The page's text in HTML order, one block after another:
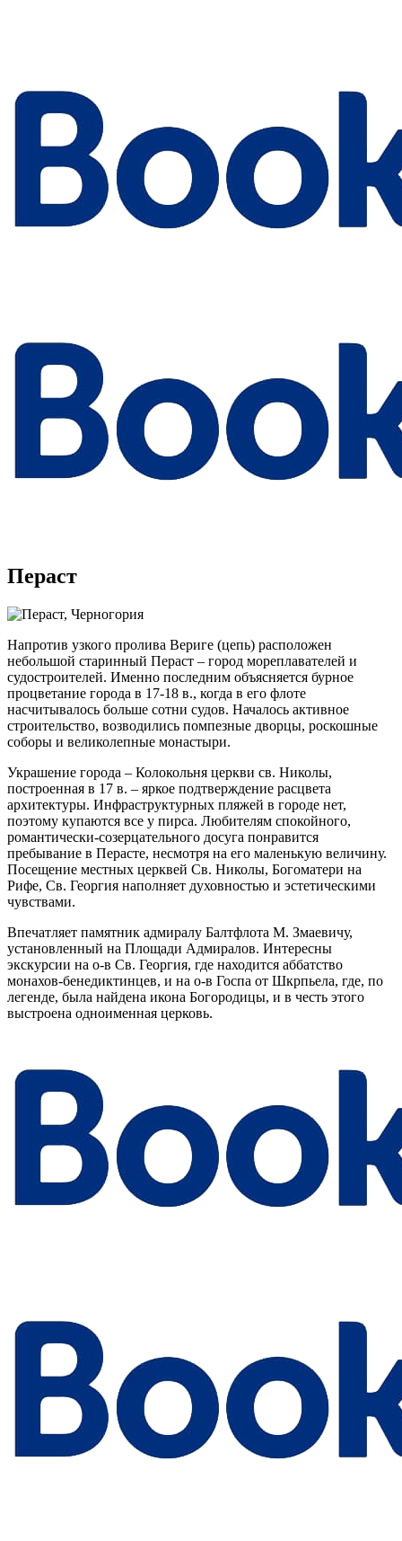
Пераст
Напротив узкого пролива Вериге (цепь) расположен
небольшой старинный Пераст – город мореплавателей и
судостроителей. Именно последним объясняется бурное
процветание города в 17-18 в., когда в его флоте
насчитывалось больше сотни судов. Началось активное
строительство, возводились помпезные дворцы, роскошные
соборы и великолепные монастыри.
Украшение города – Колокольня церкви св. Николы,
построенная в 17 в. – яркое подтверждение расцвета
архитектуры. Инфраструктурных пляжей в городе нет,
поэтому купаются все у пирса. Любителям спокойного,
романтически-созерцательного досуга понравится
пребывание в Перасте, несмотря на его маленькую величину.
Посещение местных церквей Св. Николы, Богоматери на
Рифе, Св. Георгия наполняет духовностью и эстетическими
чувствами.
Впечатляет памятник адмиралу Балтфлота М. Змаевичу,
установленный на Площади Адмиралов. Интересны
экскурсии на о-в Св. Георгия, где находится аббатство
монахов-бенедиктинцев, и на о-в Госпа от Шкрпьела, где, по
легенде, была найдена икона Богородицы, и в честь этого
выстроена одноименная церковь.